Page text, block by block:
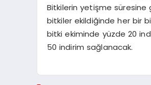
Bitkilerin yetişme süresine
bitkiler ekildiğinde her bir
bitki ekiminde yüzde 20
50 indirim sağlanacak.